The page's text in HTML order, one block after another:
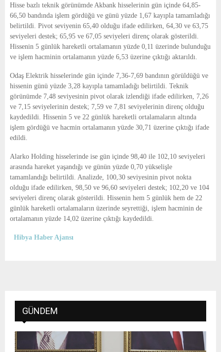
Hisse bazlı teknik görünümde Akbank hisselerinin gün içinde 64,85-
66,50 bandında işlem gördüğü ve günü yüzde 1,67 kayıpla tamamladığı
belirtildi. Pivot seviyenin 65,40 olduğu ifade edilirken, 64,30 ve 63,75
seviyeleri destek; 65,95 ve 67,05 seviyeleri direnç olarak gösterildi.
Hissenin 5 günlük hareketli ortalamanın yüzde 0,11 üzerinde bulunduğu
ve işlem hacminin ortalamanın yüzde 6,53 üzerine çıktığı aktarıldı.
Odaş Elektrik hisselerinde gün içinde 7,36-7,69 bandının görüldüğü ve
hissenin günü yüzde 3,28 kayıpla tamamladığı belirtildi. Teknik
görünümde 7,48 seviyesinin pivot olarak izlendiği ifade edilirken, 7,26
ve 7,15 seviyelerinin destek; 7,59 ve 7,81 seviyelerinin direnç olduğu
kaydedildi. Hissenin 5 ve 22 günlük hareketli ortalamaların altında
işlem gördüğü ve hacmin ortalamanın yüzde 30,71 üzerine çıktığı ifade
edildi.
Alarko Holding hisselerinde ise gün içinde 98,40 ile 102,10 seviyeleri
arasında hareket yaşandığı ve günün yüzde 0,70 yükselişle
tamamlandığı belirtildi. Analizde, 100,30 seviyesinin pivot nokta
olduğu ifade edilirken, 98,50 ve 96,60 seviyeleri destek; 102,20 ve 104
seviyeleri direnç olarak gösterildi. Hissenin hem 5 günlük hem de 22
günlük hareketli ortalamaların üzerinde seyrettiği, işlem hacminin de
ortalamanın yüzde 14,02 üzerine çıktığı kaydedildi.
Hibya Haber Ajansı
GÜNDEM